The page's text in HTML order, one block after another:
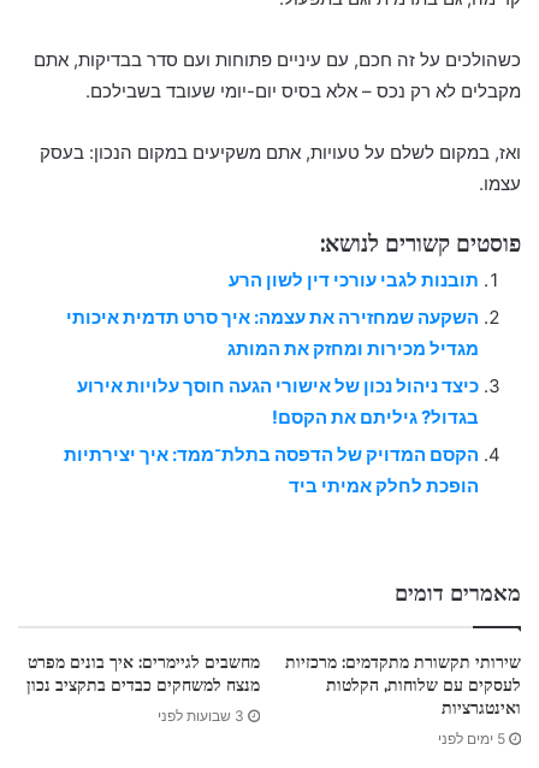
כשהולכים על זה חכם, עם עיניים פתוחות ועם סדר בבדיקות, אתם
מקבלים לא רק נכס – אלא בסיס יום-יומי שעובד בשבילכם.
ואז, במקום לשלם על טעויות, אתם משקיעים במקום הנכון: בעסק
עצמו.
פוסטים קשורים לנושא:
תובנות לגבי עורכי דין לשון הרע
השקעה שמחזירה את עצמה: איך סרט תדמית איכותי
מגדיל מכירות ומחזק את המותג
כיצד ניהול נכון של אישורי הגעה חוסך עלויות אירוע
בגדול? גיליתם את הקסם!
הקסם המדויק של הדפסה בתלת־ממד: איך יצירתיות
הופכת לחלק אמיתי ביד
מאמרים דומים
שירותי תקשורת מתקדמים: מרכזיות
לעסקים עם שלוחות, הקלטות
ואינטגרציות
5 ימים לפני
מחשבים לגיימרים: איך בונים מפרט
מנצח למשחקים כבדים בתקציב נכון
3 שבועות לפני